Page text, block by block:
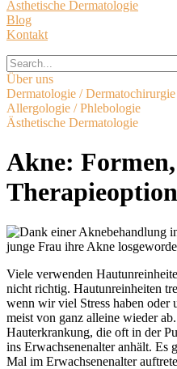
Ästhetische Dermatologie
Blog
Kontakt
Über uns
Dermatologie / Dermatochirurgie
Allergologie / Phlebologie
Ästhetische Dermatologie
Akne:
Viele verwenden
nicht richtig. Hautunreinheiten
wenn wir viel Stress haben oder
meist von ganz alleine wieder
Hauterkrankung, die oft in der
ins Erwachsenenalter anhält. Es
Mal im Erwachsenenalter